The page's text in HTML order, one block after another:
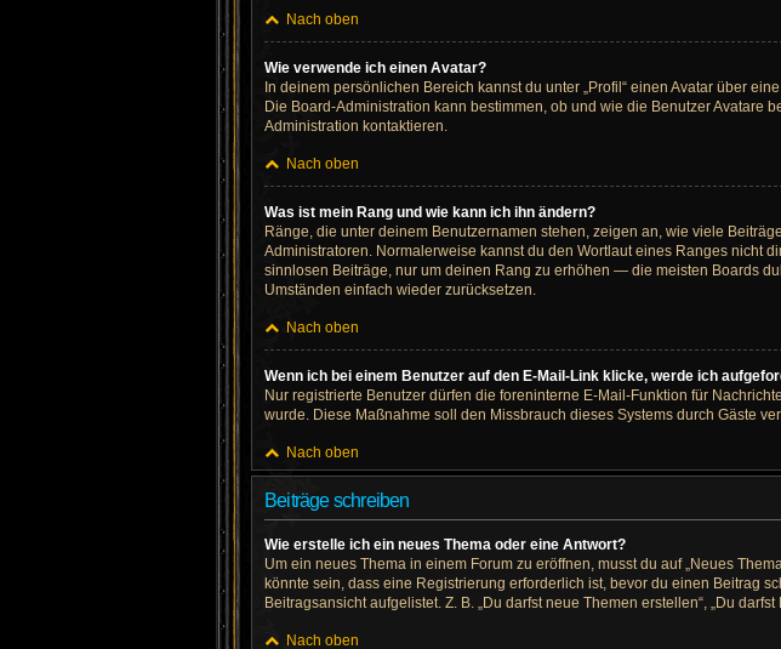
Nach oben
Wie verwende ich einen Avatar?
In deinem persönlichen Bereich kannst du unter „Profil“ einen Avatar über
Die Board-Administration kann bestimmen, ob und wie die Benutzer Avatare
Administration kontaktieren.
Nach oben
Was ist mein Rang und wie kann ich ihn ändern?
Ränge, die unter deinem Benutzernamen stehen, zeigen an, wie viele
Administratoren. Normalerweise kannst du den Wortlaut eines Ranges nicht
sinnlosen Beiträge, nur um deinen Rang zu erhöhen — die meisten Boards
Umständen einfach wieder zurücksetzen.
Nach oben
Wenn ich bei einem Benutzer auf den E-Mail-Link klicke, werde ich
Nur registrierte Benutzer dürfen die foreninterne E-Mail-Funktion für
wurde. Diese Maßnahme soll den Missbrauch dieses Systems durch Gäste
Nach oben
Beiträge schreiben
Wie erstelle ich ein neues Thema oder eine Antwort?
Um ein neues Thema in einem Forum zu eröffnen, musst du auf „Neues
könnte sein, dass eine Registrierung erforderlich ist, bevor du einen Beitrag
Beitragsansicht aufgelistet. Z. B. „Du darfst neue Themen erstellen“, „Du
Nach oben